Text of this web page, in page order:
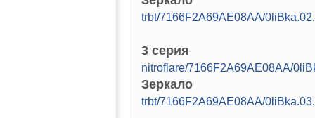
trbt/7166F2A69AE08AA/
3 серия
nitroflare/7166F2A69AE08AA/
Зеркало
trbt/7166F2A69AE08AA/